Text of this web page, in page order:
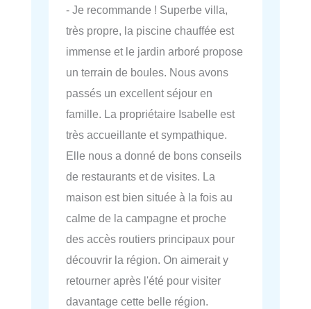
- Je recommande ! Superbe villa,
très propre, la piscine chauffée est
immense et le jardin arboré propose
un terrain de boules. Nous avons
passés un excellent séjour en
famille. La propriétaire Isabelle est
très accueillante et sympathique.
Elle nous a donné de bons conseils
de restaurants et de visites. La
maison est bien située à la fois au
calme de la campagne et proche
des accès routiers principaux pour
découvrir la région. On aimerait y
retourner après l'été pour visiter
davantage cette belle région.